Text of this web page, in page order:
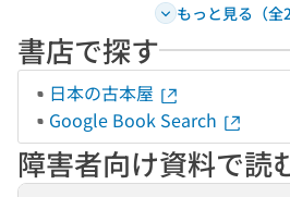
もっと見る（全
書店で探す
日本の古本屋
Google Book Search
障害者向け資料で読